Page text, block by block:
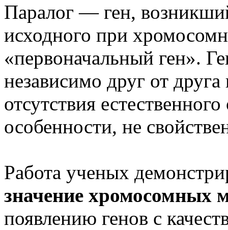
Паралог — ген,
исходного при
«первоначальный ген».
независимо друг от
отсутствия
особенности, не
Работа ученых
значение хромосомных
появлению генов с